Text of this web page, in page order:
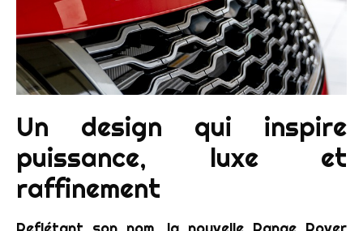
Un design qui inspire
puissance, luxe et
raffinement